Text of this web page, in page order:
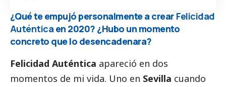
¿Qué te empujó personalmente a crear Felicidad
Auténtica en 2020? ¿Hubo un momento
concreto que lo desencadenara?
Felicidad Auténtica apareció en dos
momentos de mi vida. Uno en Sevilla cuando